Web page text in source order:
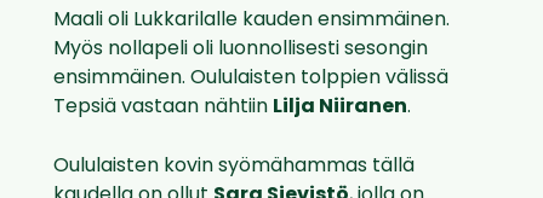
Maali oli Lukkarilalle kauden ensimmäinen.
Myös nollapeli oli luonnollisesti sesongin
ensimmäinen. Oululaisten tolppien välissä
Tepsiä vastaan nähtiin Lilja Niiranen.
Oululaisten kovin syömähammas tällä